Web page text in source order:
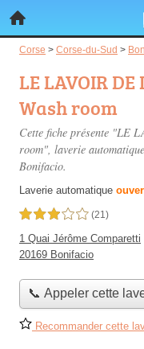
Corse > Corse-du-Sud >
LE LAVOIR
Wash room
Cette fiche présente "LE
room", laverie
Bonifacio.
Laverie automatique
3,0 étoiles sur 5 (21)
1 Quai Jérôme Comparetti
20169 Bonifacio
📞 Appeler cette
Recommander cette